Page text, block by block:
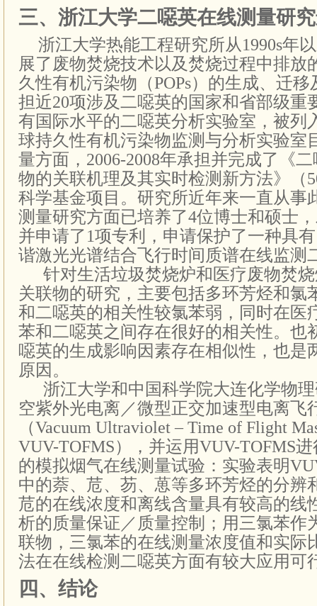
三、浙江大学二噁英在线测量研
浙江大学热能工程研究所从1990s年
展了废物焚烧技术以及焚烧过程中排放
久性有机污染物（POPs）的生成、迁
担近20项涉及二噁英的国家和省部级重
有国际水平的二噁英分析实验室，被列
球持久性有机污染物监测与分析实验室
量方面， 2006-2008年承担并完成了《
物的关联机理及其实时检测新方法》（
科学基金项目。 研究所近年来一直从事
测量研究方面已培养了4位博士和硕士
并申请了1项专利， 申请保护了一种具
谐激光光谱结合飞行时间质谱在线监测
针对生活垃圾焚烧炉和医疗废物焚
关联物的研究，主要包括多环芳烃和氯
和二噁英的相关性较氯苯弱，同时在医
苯和二噁英之间存在很好的相关性。也
噁英的生成影响因素存在相似性，也是
原因。
浙江大学和中国科学院大连化学物
空紫外光电离／微型正交加速型电离飞
（Vacuum Ultraviolet – Time of Flight
VUV-TOFMS），并运用VUV-TOFMS进
的模拟烟气在线测量试验：实验表明
中的萘、苊、芴、葸等多环芳烃的分辨
苊的在线浓度和离线含量具有较高的线
析的质量保证／质量控制；用三氯苯作
联物，三氯苯的在线测量浓度值和实际
法在在线检测二噁英方面有较大应用可
四、结论